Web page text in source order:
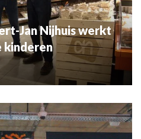
Jan Nijhuis werkt
kinderen